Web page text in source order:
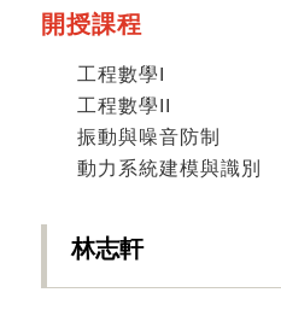
開授課程
工程數學I
工程數學II
振動與噪音防制
動力系統建模與識別
林志軒